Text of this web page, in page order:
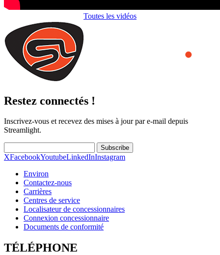
Toutes les vidéos
Restez connectés !
Inscrivez-vous et recevez des mises à jour par e-mail depuis
Streamlight.
Subscribe
XFacebookYoutubeLinkedInInstagram
Environ
Contactez-nous
Carrières
Centres de service
Localisateur de concessionnaires
Connexion concessionnaire
Documents de conformité
TÉLÉPHONE